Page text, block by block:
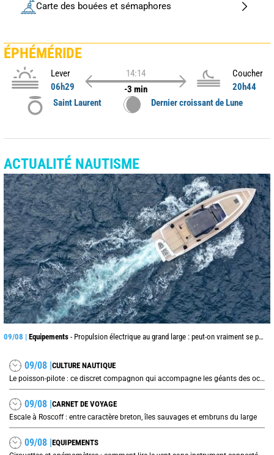
Carte des bouées et sémaphores
ÉPHÉMÉRIDE
Lever
06h29
14:14
-3 min
Coucher
20h44
Saint Laurent
Dernier croissant de Lune
ACTUALITÉ NAUTISME
09/08 | Equipements - Propulsion électrique au grand large : peut-on vraiment se passer du diesel ?
09/08 |CULTURE NAUTIQUE
Le poisson-pilote : ce discret compagnon qui accompagne les géants des océans
09/08 |CARNET DE VOYAGE
Escale à Roscoff : entre caractère breton, îles sauvages et embruns du large
09/08 |EQUIPEMENTS